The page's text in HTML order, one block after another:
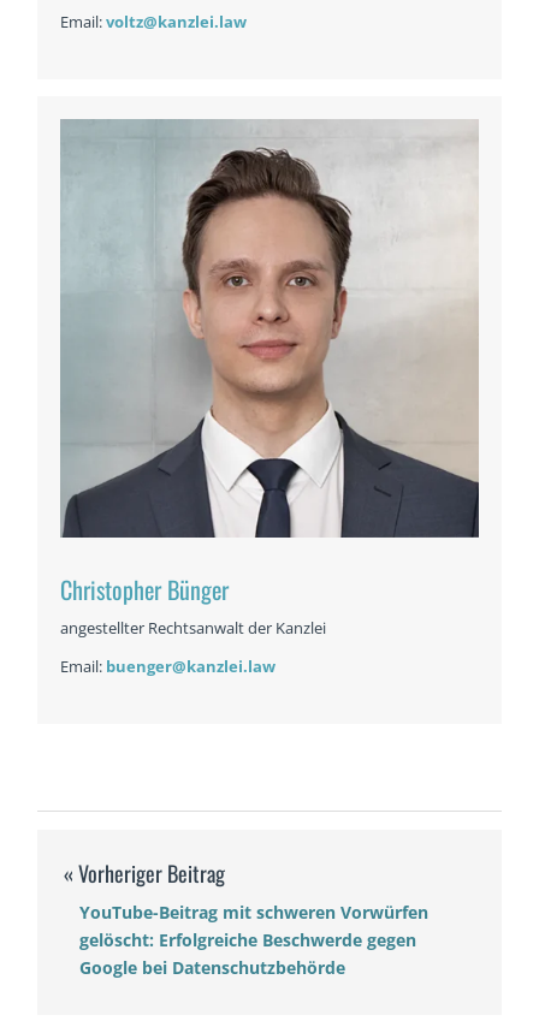
Email:voltz@kanzlei.law
Christopher Bünger
angestellter Rechtsanwalt der Kanzlei
Email: buenger@kanzlei.law
YouTube-Beitrag mit schweren Vorwürfen
gelöscht: Erfolgreiche Beschwerde gegen
Google bei Datenschutzbehörde